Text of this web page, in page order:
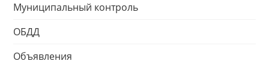
Муниципальный контроль
ОБДД
Объявления